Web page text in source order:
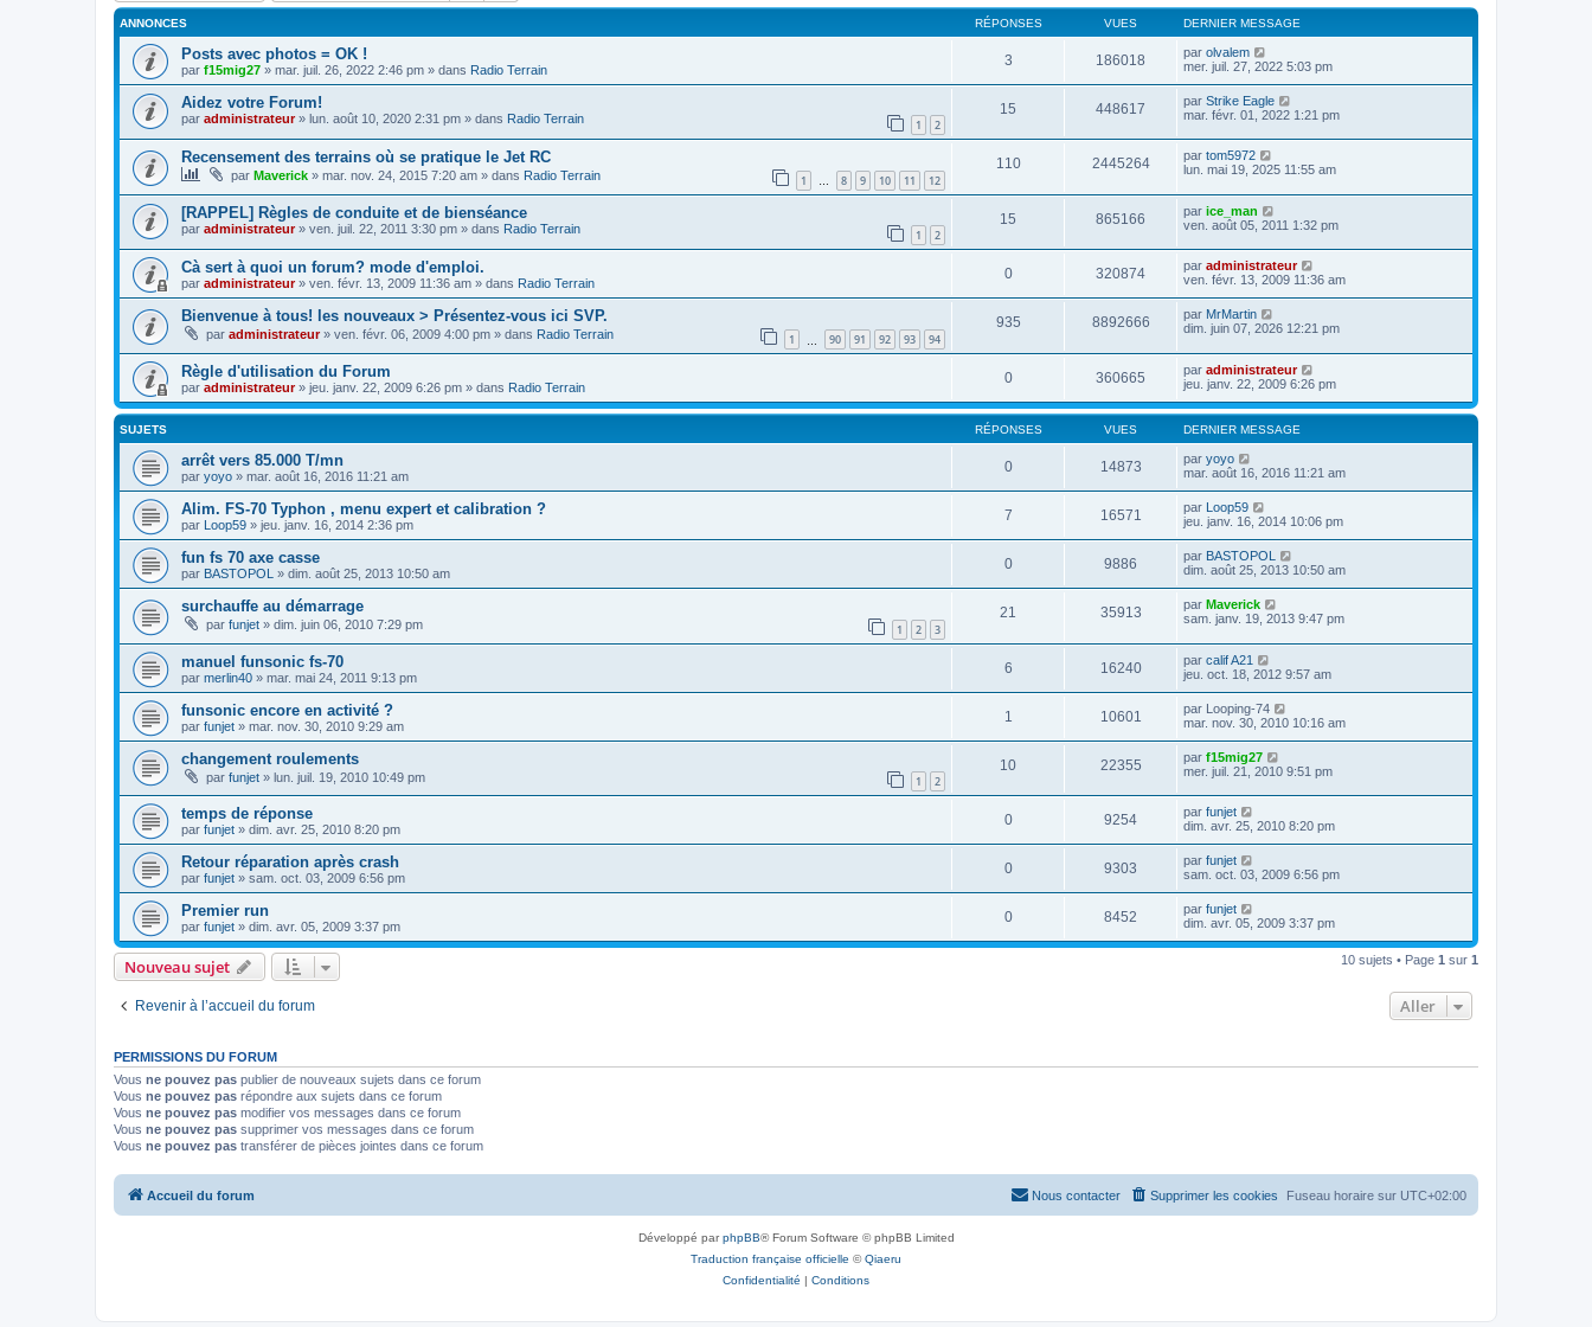
ANNONCES RÉPONSES VUES DERNIER MESSAGE
Posts avec photos = OK !
par f15mig27 » mar. juil. 26, 2022 2:46 pm » dans Radio Terrain
3 186018 par olvalem
mer. juil. 27, 2022 5:03 pm
Aidez votre Forum!
par administrateur» lun. août 10, 2020 2:31 pm » dans Radio Terrain 1 2
15 448617 par Strike Eagle
mar. févr. 01, 2022 1:21 pm
Recensement des terrains où se pratique le Jet RC
par Maverick » mar. nov. 24, 2015 7:20 am » dans Radio Terrain 1 … 8 9 10 11 12
110 2445264 par tom5972
lun. mai 19, 2025 11:55 am
[RAPPEL] Règles de conduite et de bienséance
par administrateur» ven. juil. 22, 2011 3:30 pm » dans Radio Terrain 1 2
15 865166 par ice_man
ven. août 05, 2011 1:32 pm
Cà sert à quoi un forum? mode d'emploi.
par administrateur» ven. févr. 13, 2009 11:36 am » dans Radio Terrain
0 320874 par administrateur
ven. févr. 13, 2009 11:36 am
Bienvenue à tous! les nouveaux > Présentez-vous ici SVP.
par administrateur» ven. févr. 06, 2009 4:00 pm » dans Radio Terrain 1 90 91 92 93 94
935 8892666 par MrMartin
dim. juin 07, 2026 12:21 pm
Règle d'utilisation du Forum
par administrateur» jeu. janv. 22, 2009 6:26 pm » dans Radio Terrain
0 360665 par administrateur
jeu. janv. 22, 2009 6:26 pm
SUJETS RÉPONSES VUES DERNIER MESSAGE
arrêt vers 85.000 T/mn
par yoyo » mar. août 16, 2016 11:21 am
0 14873 par yoyo
mar. août 16, 2016 11:21 am
Alim. FS-70 Typhon , menu expert et calibration ?
par Loop59 » jeu. janv. 16, 2014 2:36 pm
7 16571 par Loop59
jeu. janv. 16, 2014 10:06 pm
fun fs 70 axe casse
par BASTOPOL » dim. août 25, 2013 10:50 am
0 9886 par BASTOPOL
dim. août 25, 2013 10:50 am
surchauffe au démarrage
par funjet » dim. juin 06, 2010 7:29 pm 1 2 3
21 35913 par Maverick
sam. janv. 19, 2013 9:47 pm
manuel funsonic fs-70
par merlin40 » mar. mai 24, 2011 9:13 pm
6 16240 par calif A21
jeu. oct. 18, 2012 9:57 am
funsonic encore en activité ?
par funjet » mar. nov. 30, 2010 9:29 am
1 10601 par Looping-74
mar. nov. 30, 2010 10:16 am
changement roulements
par funjet » lun. juil. 19, 2010 10:49 pm 1 2
10 22355 par f15mig27
mer. juil. 21, 2010 9:51 pm
temps de réponse
par funjet » dim. avr. 25, 2010 8:20 pm
0 9254 par funjet
dim. avr. 25, 2010 8:20 pm
Retour réparation après crash
par funjet » sam. oct. 03, 2009 6:56 pm
0 9303 par funjet
sam. oct. 03, 2009 6:56 pm
Premier run
par funjet » dim. avr. 05, 2009 3:37 pm
0 8452 par funjet
dim. avr. 05, 2009 3:37 pm
Nouveau sujet 10 sujets • Page 1 sur 1
Revenir à l’accueil du forum Aller
PERMISSIONS DU FORUM
Vous ne pouvez pas publier de nouveaux sujets dans ce forum
Vous ne pouvez pas répondre aux sujets dans ce forum
Vous ne pouvez pas modifier vos messages dans ce forum
Vous ne pouvez pas supprimer vos messages dans ce forum
Vous ne pouvez pas transférer de pièces jointes dans ce forum
Accueil du forum Fuseau horaire sur UTC+02:00
Supprimer les cookies
Nous contacter
Développé parphpBB® Forum Software © phpBB Limited
Traduction française officielle ©Qiaeru
Confidentialité | Conditions